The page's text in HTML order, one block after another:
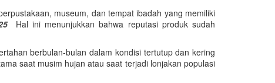
museum, dan tempat ibadah yang memiliki
Hal ini menunjukkan bahwa reputasi produk sudah
berbulan-bulan dalam kondisi tertutup dan kering
saat musim hujan atau saat terjadi lonjakan populasi